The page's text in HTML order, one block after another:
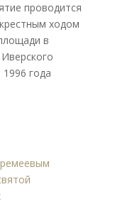
проводится
ходом
в
года